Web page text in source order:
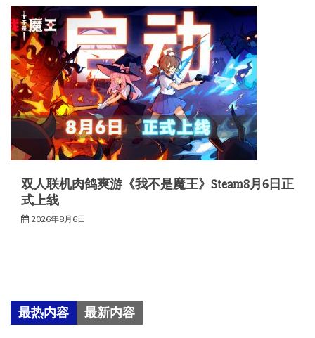
双人联机肉鸽爽游《我不是魔王》Steam8月6日正
式上线
2026年8月6日
最热内容 最新内容